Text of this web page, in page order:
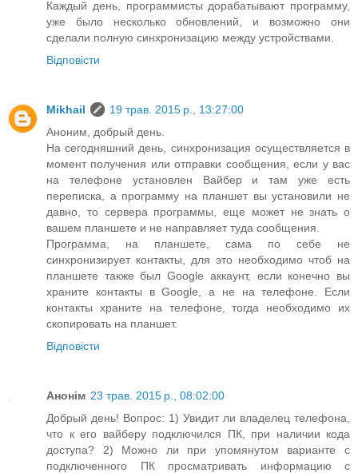
Каждый день, программисты дорабатывают программу,
уже было несколько обновлений, и возможно они
сделали полную синхронизацию между устройствами.
Відповісти
Mikhail
19 трав. 2015 р., 13:27:00
Аноним, добрый день.
На сегодняшний день, синхронизация осуществляется в
момент получения или отправки сообщения, если у вас
на телефоне установлен Вайбер и там уже есть
переписка, а программу на планшет вы установили не
давно, то сервера программы, еще может не знать о
вашем планшете и не направляет туда сообщения.
Программа, на планшете, сама по себе не
синхронизирует контакты, для это необходимо чтоб на
планшете также был Google аккаунт, если конечно вы
храните контакты в Google, а не на телефоне. Если
контакты храните на телефоне, тогда необходимо их
скопировать на планшет.
Відповісти
Анонім 23 трав. 2015 р., 08:02:00
Добрый день! Вопрос: 1) Увидит ли владелец телефона,
что к его вайберу подключился ПК, при наличии кода
доступа? 2) Можно ли при упомянутом варианте с
подключенного ПК просматривать информацию с